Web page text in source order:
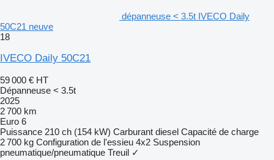
dépanneuse < 3.5t IVECO Daily
50C21 neuve
18
IVECO Daily 50C21
59 000 € HT
Dépanneuse < 3.5t
2025
2 700 km
Euro 6
Puissance 210 ch (154 kW) Carburant diesel Capacité de charge
2 700 kg Configuration de l'essieu 4x2 Suspension
pneumatique/pneumatique Treuil ✓